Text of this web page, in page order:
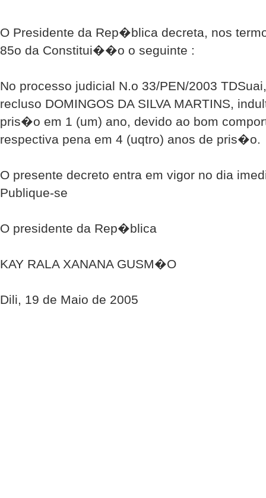
O Presidente da Rep�blica decreta, nos
85o da Constitui��o o seguinte :
No processo judicial N.o 33/PEN/2003
recluso DOMINGOS DA SILVA MARTINS,
pris�o em 1 (um) ano, devido ao bom
respectiva pena em 4 (uqtro) anos de pris�o.
O presente decreto entra em vigor no dia
Publique-se
O presidente da Rep�blica
KAY RALA XANANA GUSM�O
Dili, 19 de Maio de 2005